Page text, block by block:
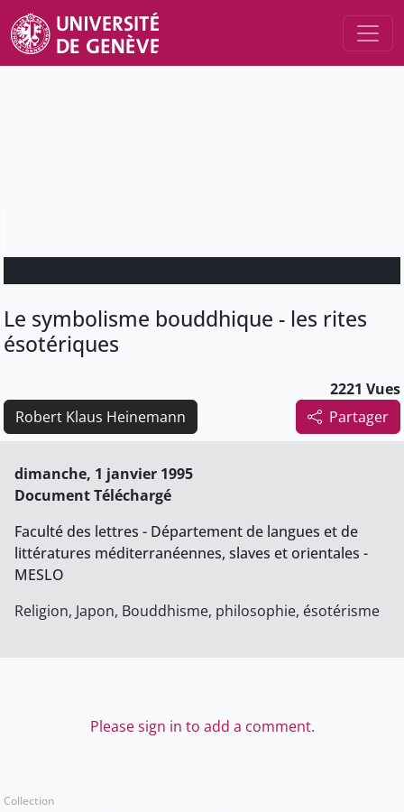
Le symbolisme bouddhique - les rites
ésotériques
2221 Vues
Partager
Robert Klaus Heinemann
dimanche, 1 janvier 1995
Document Téléchargé
Faculté des lettres - Département de langues et de
littératures méditerranéennes, slaves et orientales -
MESLO
Religion, Japon, Bouddhisme, philosophie, ésotérisme
Please sign in to add a comment.
Collection